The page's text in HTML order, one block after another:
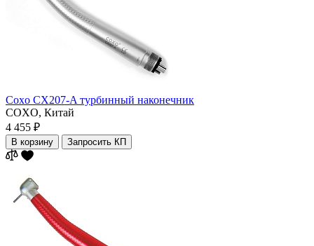
Coxo CX207-A турбинный наконечник
COXO, Китай
4 455 ₽
В корзину Запросить КП